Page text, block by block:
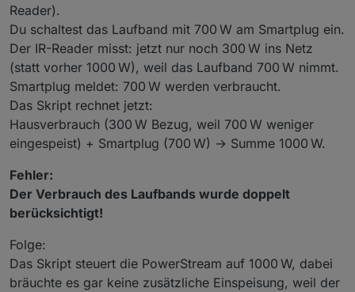
Reader).
Du schaltest das Laufband mit 700 W am Smartplug ein.
Der IR-Reader misst: jetzt nur noch 300 W ins Netz
(statt vorher 1000 W), weil das Laufband 700 W nimmt.
Smartplug meldet: 700 W werden verbraucht.
Das Skript rechnet jetzt:
Hausverbrauch (300 W Bezug, weil 700 W weniger
eingespeist) + Smartplug (700 W) → Summe 1000 W.
Fehler:
Der Verbrauch des Laufbands wurde doppelt
berücksichtigt!
Folge:
Das Skript steuert die PowerStream auf 1000 W, dabei
bräuchte es gar keine zusätzliche Einspeisung, weil der